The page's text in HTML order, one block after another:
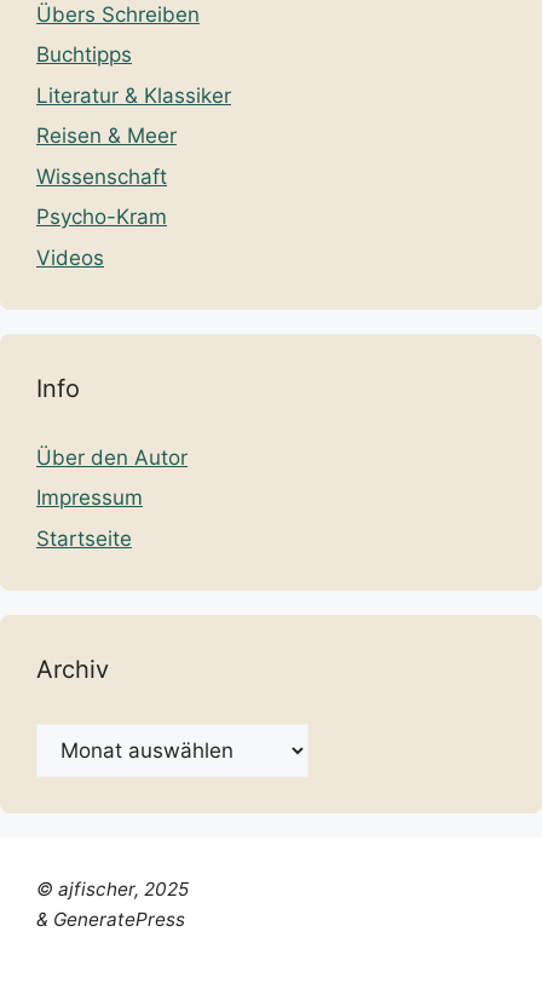
Übers Schreiben
Buchtipps
Literatur & Klassiker
Reisen & Meer
Wissenschaft
Psycho-Kram
Videos
Info
Über den Autor
Impressum
Startseite
Archiv
Archiv
© ajfischer, 2025
& GeneratePress